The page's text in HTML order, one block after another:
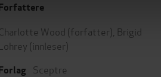
Wood (forfatter), Brigid
Lohrey (innleser)
Sceptre